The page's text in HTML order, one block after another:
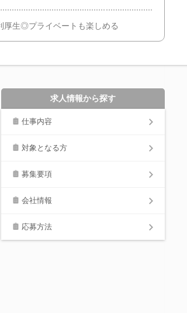
生◎プライベートも楽しめる
求人情報から探す
仕事内容
対象となる方
募集要項
会社情報
応募方法